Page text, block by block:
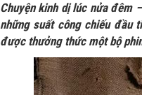
Chuyện kinh dị lúc nửa đêm
những suất công chiếu đầu
được thưởng thức một bộ